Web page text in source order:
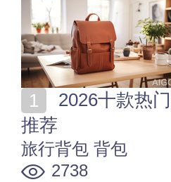
推荐
旅行背包 背包
2738